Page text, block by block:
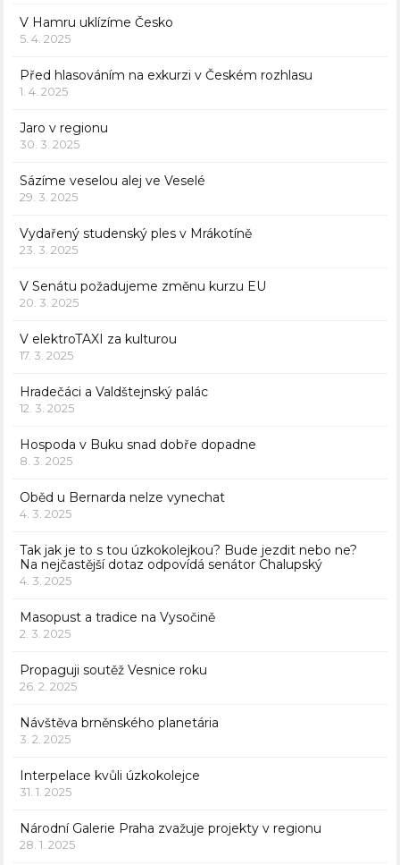
V Hamru uklízíme Česko
5. 4. 2025
Před hlasováním na exkurzi v Českém rozhlasu
1. 4. 2025
Jaro v regionu
30. 3. 2025
Sázíme veselou alej ve Veselé
29. 3. 2025
Vydařený studenský ples v Mrákotíně
23. 3. 2025
V Senátu požadujeme změnu kurzu EU
20. 3. 2025
V elektroTAXI za kulturou
17. 3. 2025
Hradečáci a Valdštejnský palác
12. 3. 2025
Hospoda v Buku snad dobře dopadne
8. 3. 2025
Oběd u Bernarda nelze vynechat
4. 3. 2025
Tak jak je to s tou úzkokolejkou? Bude jezdit nebo ne?
Na nejčastější dotaz odpovídá senátor Chalupský
4. 3. 2025
Masopust a tradice na Vysočině
2. 3. 2025
Propaguji soutěž Vesnice roku
26. 2. 2025
Návštěva brněnského planetária
3. 2. 2025
Interpelace kvůli úzkokolejce
31. 1. 2025
Národní Galerie Praha zvažuje projekty v regionu
28. 1. 2025